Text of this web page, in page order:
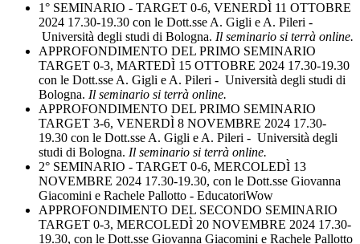
1° SEMINARIO - TARGET 0-6, VENERDÌ 11 OTTOBRE
2024 17.30-19.30 con le Dott.sse A. Gigli e A. Pileri -
Università degli studi di Bologna. Il seminario si terrà online.
APPROFONDIMENTO DEL PRIMO SEMINARIO
TARGET 0-3, MARTEDÌ 15 OTTOBRE 2024 17.30-19.30
con le Dott.sse A. Gigli e A. Pileri - Università degli studi di
Bologna. Il seminario si terrà online.
APPROFONDIMENTO DEL PRIMO SEMINARIO
TARGET 3-6, VENERDÌ 8 NOVEMBRE 2024 17.30-
19.30 con le Dott.sse A. Gigli e A. Pileri - Università degli
studi di Bologna. Il seminario si terrà online.
2° SEMINARIO - TARGET 0-6, MERCOLEDÌ 13
NOVEMBRE 2024 17.30-19.30, con le Dott.sse Giovanna
Giacomini e Rachele Pallotto - EducatoriWow
APPROFONDIMENTO DEL SECONDO SEMINARIO
TARGET 0-3, MERCOLEDÌ 20 NOVEMBRE 2024 17.30-
19.30, con le Dott.sse Giovanna Giacomini e Rachele Pallotto